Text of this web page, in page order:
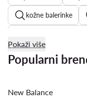
kožne balerinke
tenisice na platformu
Pokaži više
Popularni
New Balance